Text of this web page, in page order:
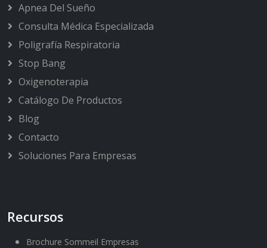
Apnea Del Sueño
Consulta Médica Especializada
Poligrafía Respiratoria
Stop Bang
Oxigenoterapia
Catálogo De Productos
Blog
Contacto
Soluciones Para Empresas
Recursos
Brochure Sommeil Empresas